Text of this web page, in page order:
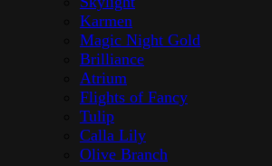
Karmen
Magic Night Gold
Brilliance
Atrium
Flights of Fancy
Tulip
Calla Lily
Olive Branch